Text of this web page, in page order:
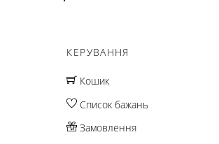
КЕРУВАННЯ
Кошик
Список бажань
Замовлення